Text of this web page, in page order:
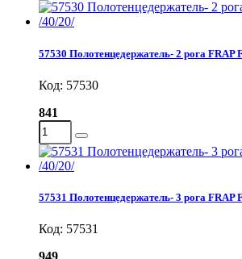
57530 Полотенцедержатель- 2 рога FRAP
Код: 57530
841
57531 Полотенцедержатель- 3 рога FRAP
Код: 57531
949